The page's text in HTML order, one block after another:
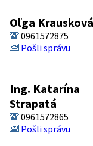
Oľga Krausková
0961572875
Pošli správu
Ing. Katarína
Strapatá
0961572865
Pošli správu